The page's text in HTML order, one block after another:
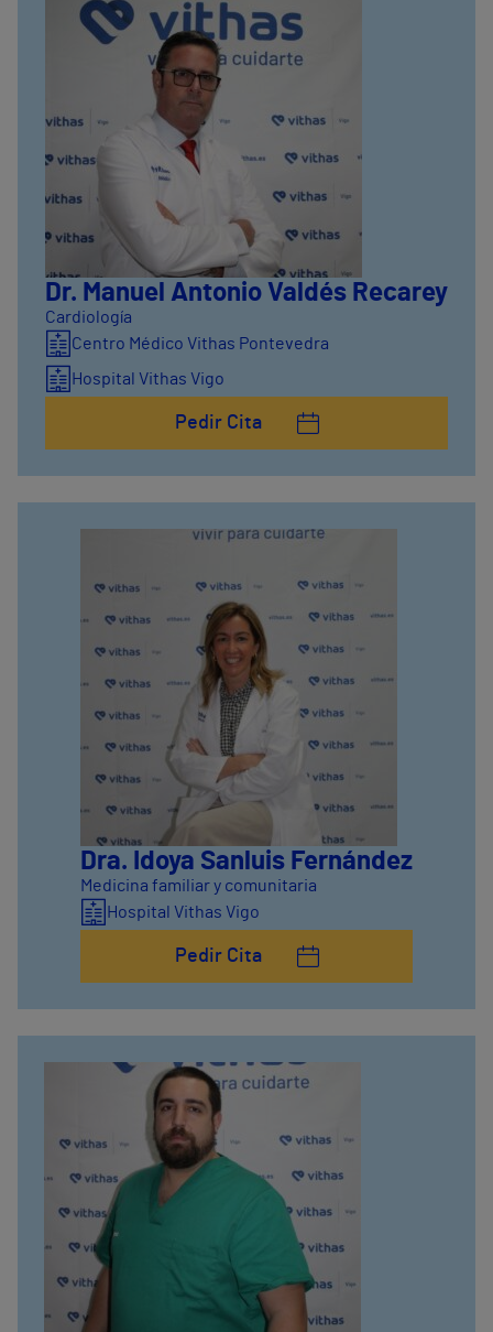
Dr. Manuel Antonio Valdés Recarey
Cardiología
Centro Médico Vithas Pontevedra
Hospital Vithas Vigo
Pedir Cita
Dra. Idoya Sanluis Fernández
Medicina familiar y comunitaria
Hospital Vithas Vigo
Pedir Cita